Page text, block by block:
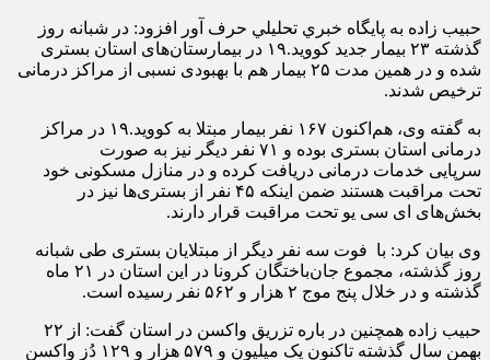
حبیب زاده به پايگاه خبري تحليلي حرف آور افزود: در شبانه روز
گذشته ۲۳ بیمار جدید کووید.۱۹ در بیمارستان‌های استان بستری
شده و در همین مدت ۲۵ بیمار هم با بهبودی نسبی از مراکز درمانی
ترخیص شدند.
به گفته وی، هم‌اکنون ۱۶۷ نفر بیمار مبتلا به کووید.۱۹ در مراکز
درمانی استان بستری بوده و ۷۱ نفر دیگر نیز به صورت
سرپایی خدمات درمانی دریافت کرده و در منازل مسکونی خود
تحت مراقبت هستند ضمن اینکه ۴۵ نفر از بستری‌ها نیز در
بخش‌های ای سی یو تحت مراقبت قرار دارند.
وی بیان کرد: با فوت سه نفر دیگر از مبتلایان بستری طی شبانه
روز گذشته، مجموع جان‌باختگان کرونا در این استان در ۲۱ ماه
گذشته و در خلال پنج موج ۲ هزار و ۵۶۲ نفر رسیده است.
حبیب زاده همچنین در باره تزریق واکسن در استان گفت: از ۲۲
بهمن سال گذشته تاکنون یک میلیون و ۵۷۹ هزار و ۱۲۹ دُز واکسن